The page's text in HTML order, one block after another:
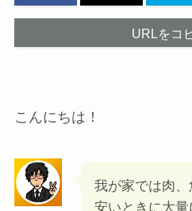
URLをコ
こんにちは！
我が家では肉、
安いときに大